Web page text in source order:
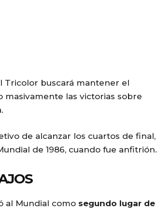
Tricolor buscará mantener el
masivamente las victorias sobre
de alcanzar los cuartos de final,
de 1986, cuando fue anfitrión.
al Mundial como segundo lugar de